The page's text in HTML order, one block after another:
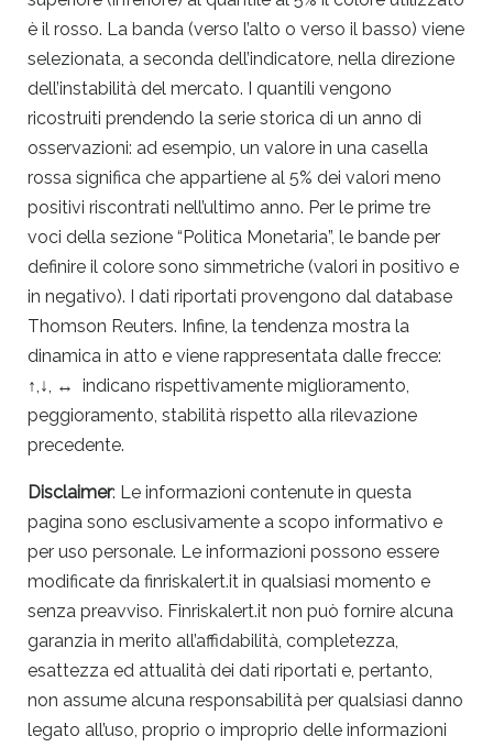
è il rosso. La banda (verso l’alto o verso il basso) viene
selezionata, a seconda dell’indicatore, nella direzione
dell’instabilità del mercato. I quantili vengono
ricostruiti prendendo la serie storica di un anno di
osservazioni: ad esempio, un valore in una casella
rossa significa che appartiene al 5% dei valori meno
positivi riscontrati nell’ultimo anno. Per le prime tre
voci della sezione “Politica Monetaria”, le bande per
definire il colore sono simmetriche (valori in positivo e
in negativo). I dati riportati provengono dal database
Thomson Reuters. Infine, la tendenza mostra la
dinamica in atto e viene rappresentata dalle frecce:
↑,↓, ↔ indicano rispettivamente miglioramento,
peggioramento, stabilità rispetto alla rilevazione
precedente.
Disclaimer: Le informazioni contenute in questa
pagina sono esclusivamente a scopo informativo e
per uso personale. Le informazioni possono essere
modificate da finriskalert.it in qualsiasi momento e
senza preavviso. Finriskalert.it non può fornire alcuna
garanzia in merito all’affidabilità, completezza,
esattezza ed attualità dei dati riportati e, pertanto,
non assume alcuna responsabilità per qualsiasi danno
legato all’uso, proprio o improprio delle informazioni